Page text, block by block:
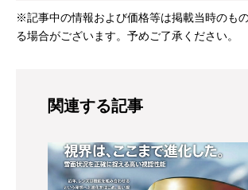
※記事中の情報および価格等は掲載当時のも
る場合がございます。予めご了承ください。
関連する記事